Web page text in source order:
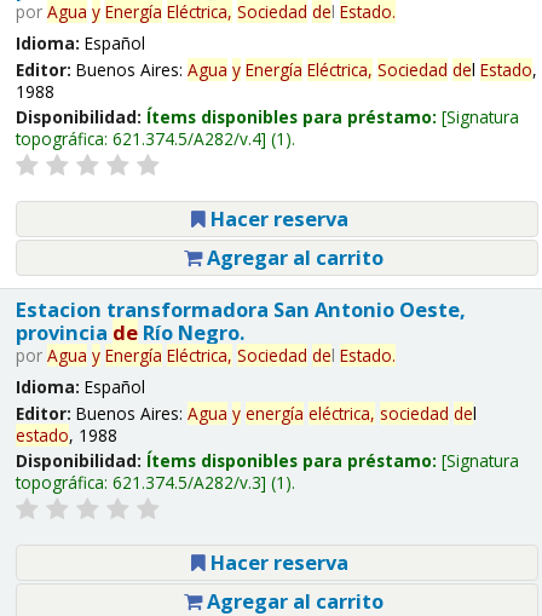
por Agua y Energía Eléctrica, Sociedad del Estado.
Idioma: Español
Editor: Buenos Aires: Agua y Energía Eléctrica, Sociedad del Estado,
1988
Disponibilidad: Ítems disponibles para préstamo: Signatura
topográfica: 621.374.5/A282/v.4 (1).
Hacer reserva
Agregar al carrito
Estacion transformadora San Antonio Oeste,
provincia deRío Negro.
por Agua y Energía Eléctrica, Sociedad del Estado.
Idioma: Español
Editor: Buenos Aires: Agua y energía eléctrica, sociedad del
estado, 1988
Disponibilidad: Ítems disponibles para préstamo: Signatura
topográfica: 621.374.5/A282/v.3 (1).
Hacer reserva
Agregar al carrito